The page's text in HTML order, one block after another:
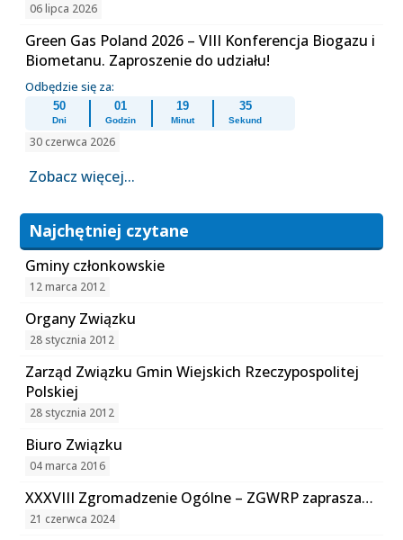
06 lipca 2026
Green Gas Poland 2026 – VIII Konferencja Biogazu i
Biometanu. Zaproszenie do udziału!
Odbędzie się za:
50
Dni
01
Godzin
19
Minut
35
Sekund
30 czerwca 2026
Zobacz więcej...
Najchętniej czytane
Gminy członkowskie
12 marca 2012
Organy Związku
28 stycznia 2012
Zarząd Związku Gmin Wiejskich Rzeczypospolitej
Polskiej
28 stycznia 2012
Biuro Związku
04 marca 2016
XXXVIII Zgromadzenie Ogólne – ZGWRP zaprasza…
21 czerwca 2024